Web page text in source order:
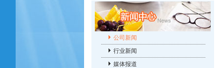
公司新闻
行业新闻
媒体报道